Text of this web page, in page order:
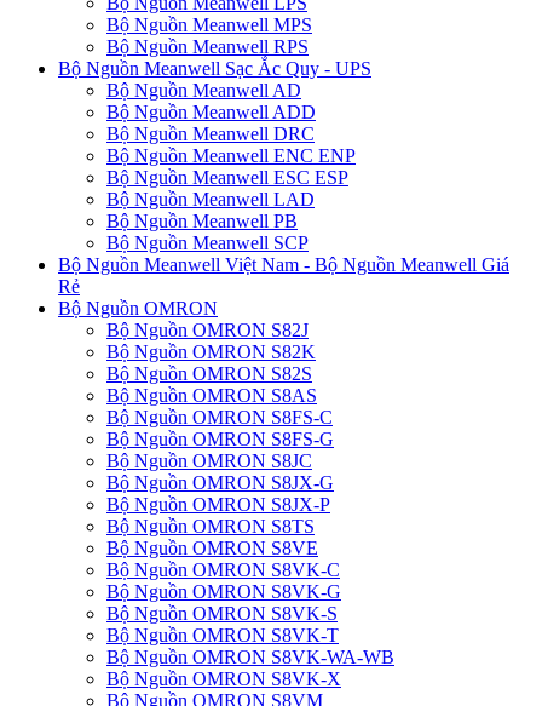
Bộ Nguồn Meanwell MPS
Bộ Nguồn Meanwell RPS
Bộ Nguồn Meanwell Sạc Ắc Quy - UPS
Bộ Nguồn Meanwell AD
Bộ Nguồn Meanwell ADD
Bộ Nguồn Meanwell DRC
Bộ Nguồn Meanwell ENC ENP
Bộ Nguồn Meanwell ESC ESP
Bộ Nguồn Meanwell LAD
Bộ Nguồn Meanwell PB
Bộ Nguồn Meanwell SCP
Bộ Nguồn Meanwell Việt Nam - Bộ Nguồn Meanwell Giá
Rẻ
Bộ Nguồn OMRON
Bộ Nguồn OMRON S82J
Bộ Nguồn OMRON S82K
Bộ Nguồn OMRON S82S
Bộ Nguồn OMRON S8AS
Bộ Nguồn OMRON S8FS-C
Bộ Nguồn OMRON S8FS-G
Bộ Nguồn OMRON S8JC
Bộ Nguồn OMRON S8JX-G
Bộ Nguồn OMRON S8JX-P
Bộ Nguồn OMRON S8TS
Bộ Nguồn OMRON S8VE
Bộ Nguồn OMRON S8VK-C
Bộ Nguồn OMRON S8VK-G
Bộ Nguồn OMRON S8VK-S
Bộ Nguồn OMRON S8VK-T
Bộ Nguồn OMRON S8VK-WA-WB
Bộ Nguồn OMRON S8VK-X
Bộ Nguồn OMRON S8VM